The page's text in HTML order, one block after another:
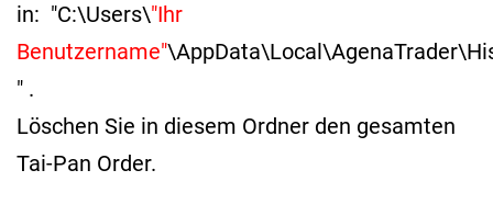
in: "C:\Users\"Ihr
Benutzername"
" .
Löschen Sie in diesem Ordner den gesamten
Tai-Pan Order.